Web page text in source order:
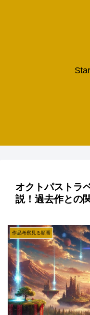
オクトパストラ
説！過去作との
作品考察見る順番